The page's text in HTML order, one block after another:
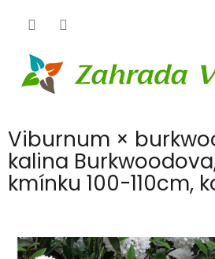
Viburnum ×
kalina
kmínku 100-110cm,